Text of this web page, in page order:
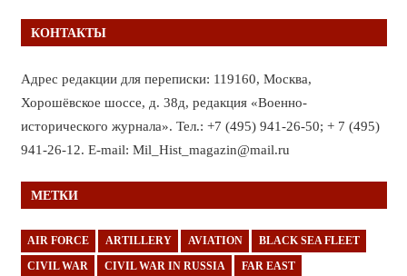
КОНТАКТЫ
Адрес редакции для переписки: 119160, Москва,
Хорошёвское шоссе, д. 38д, редакция «Военно-
исторического журнала». Тел.: +7 (495) 941-26-50; + 7 (495)
941-26-12. E-mail: Mil_Hist_magazin@mail.ru
МЕТКИ
AIR FORCE ARTILLERY AVIATION BLACK SEA FLEET
CIVIL WAR CIVIL WAR IN RUSSIA FAR EAST